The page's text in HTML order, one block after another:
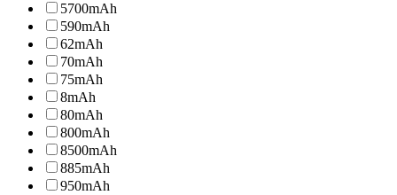
5700mAh
590mAh
62mAh
70mAh
75mAh
8mAh
80mAh
800mAh
8500mAh
885mAh
950mAh